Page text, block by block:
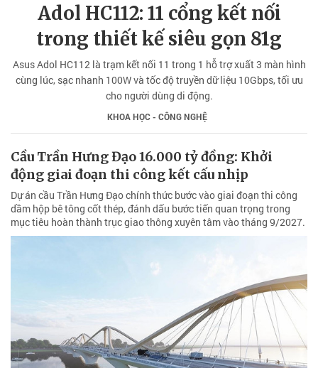
Adol HC112: 11 cổng kết nối
trong thiết kế siêu gọn 81g
Asus Adol HC112 là trạm kết nối 11 trong 1 hỗ trợ xuất 3 màn hình
cùng lúc, sạc nhanh 100W và tốc độ truyền dữ liệu 10Gbps, tối ưu
cho người dùng di động.
KHOA HỌC - CÔNG NGHỆ
Cầu Trần Hưng Đạo 16.000 tỷ đồng: Khởi
động giai đoạn thi công kết cấu nhịp
Dự án cầu Trần Hưng Đạo chính thức bước vào giai đoạn thi công
dầm hộp bê tông cốt thép, đánh dấu bước tiến quan trọng trong
mục tiêu hoàn thành trục giao thông xuyên tâm vào tháng 9/2027.